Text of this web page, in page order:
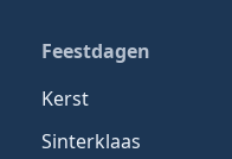
Feestdagen
Kerst
Sinterklaas